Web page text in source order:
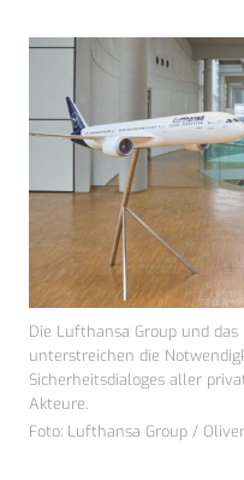
Die Lufthansa Group und das
unterstreichen die
Sicherheitsdialoges aller
Akteure.
Foto: Lufthansa Group /